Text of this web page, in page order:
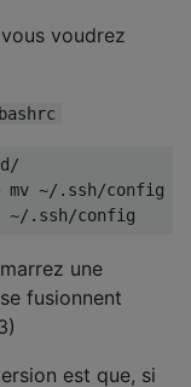
voudrez
~/.ssh/config
une
fusionnent
est que, si